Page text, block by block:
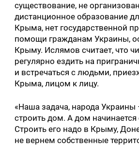
существование, не
дистанционное образование
Крыма, нет государственной
помощи гражданам Украины,
Крыму. Ислямов считает, что
регулярно ездить на
и встречаться с людьми,
Крыма, лицом к лицу.
«Наша задача, народа Украины
строить дом. А дом начинается
Строить его надо в Крыму,
не вернем собственные